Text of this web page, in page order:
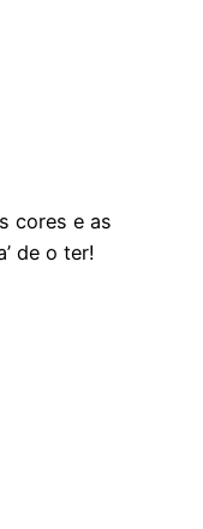
cores e as
de o ter!